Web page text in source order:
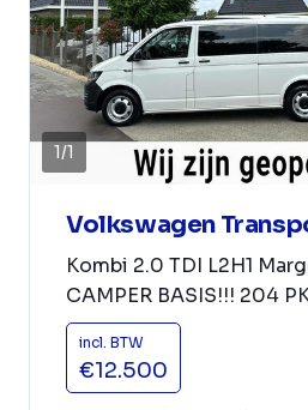
1/1
Volkswagen
Kombi 2.0 TDI L2H1
CAMPER BASIS!!! 204
incl. BTW
€12.500